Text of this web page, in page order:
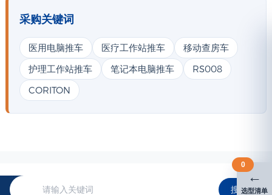
采购关键词
医用电脑推车 医疗工作站推车
移动查房车
护理工作站推车
笔记本电脑推车
RS008
CORITON
搜索
←
选型清单
0